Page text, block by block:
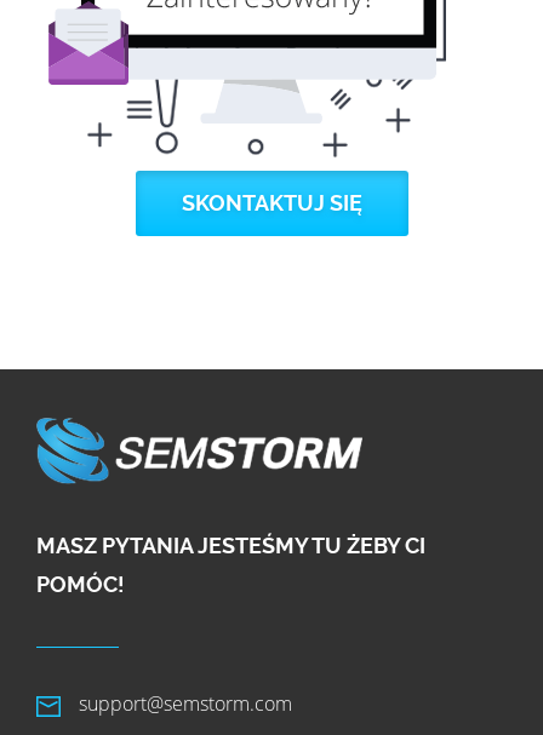
SKONTAKTUJ SIĘ
MASZ PYTANIA JESTEŚMY TU ŻEBY CI
POMÓC!
support@semstorm.com